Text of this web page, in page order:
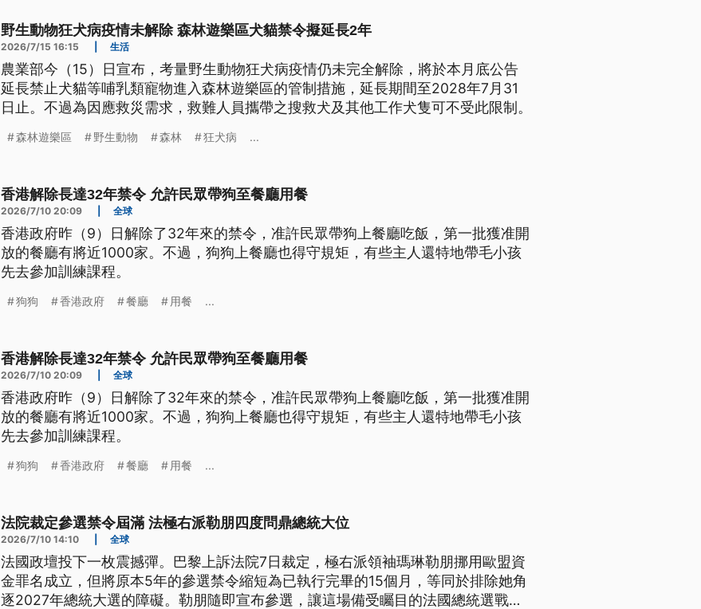
野生動物狂犬病疫情未解除 森林遊樂區犬貓禁令擬延長2年
2026/7/15 16:15 生活
農業部今（15）日宣布，考量野生動物狂犬病疫情仍未完全解除，將於本月底公告
延長禁止犬貓等哺乳類寵物進入森林遊樂區的管制措施，延長期間至2028年7月31
日止。不過為因應救災需求，救難人員攜帶之搜救犬及其他工作犬隻可不受此限制。
森林遊樂區 野生動物 森林 狂犬病 ...
香港解除長達32年禁令 允許民眾帶狗至餐廳用餐
2026/7/10 20:09 全球
香港政府昨（9）日解除了32年來的禁令，准許民眾帶狗上餐廳吃飯，第一批獲准開
放的餐廳有將近1000家。不過，狗狗上餐廳也得守規矩，有些主人還特地帶毛小孩
先去參加訓練課程。
狗狗 香港政府 餐廳 用餐 ...
香港解除長達32年禁令 允許民眾帶狗至餐廳用餐
2026/7/10 20:09 全球
香港政府昨（9）日解除了32年來的禁令，准許民眾帶狗上餐廳吃飯，第一批獲准開
放的餐廳有將近1000家。不過，狗狗上餐廳也得守規矩，有些主人還特地帶毛小孩
先去參加訓練課程。
狗狗 香港政府 餐廳 用餐 ...
法院裁定參選禁令屆滿 法極右派勒朋四度問鼎總統大位
2026/7/10 14:10 全球
法國政壇投下一枚震撼彈。巴黎上訴法院7日裁定，極右派領袖瑪琳勒朋挪用歐盟資
金罪名成立，但將原本5年的參選禁令縮短為已執行完畢的15個月，等同於排除她角
逐2027年總統大選的障礙。勒朋隨即宣布參選，讓這場備受矚目的法國總統選戰提